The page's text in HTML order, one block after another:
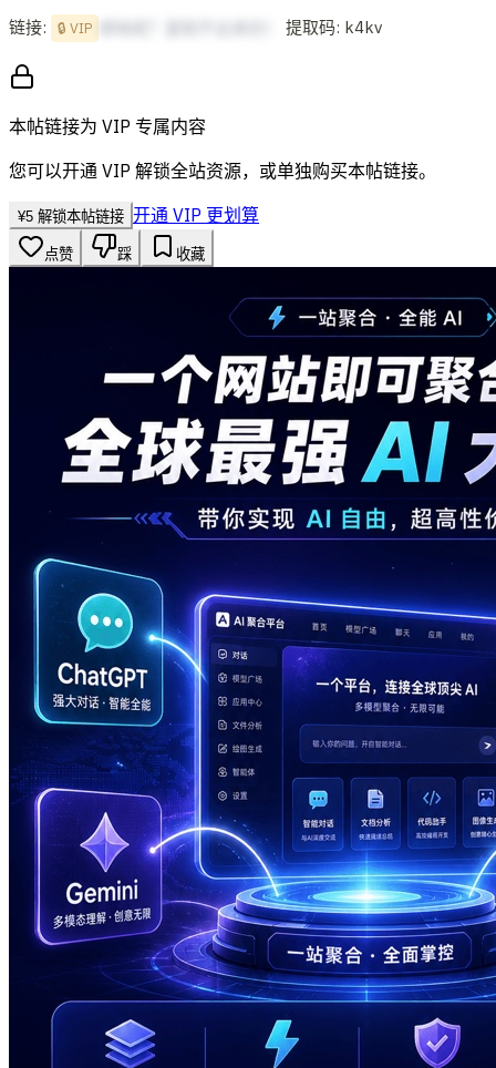
链接: 🔒 VIP 提取码: k4kv
本帖链接为 VIP 专属内容
您可以开通 VIP 解锁全站资源，或单独购买本帖链接。
¥5 解锁本帖链接 开通 VIP 更划算
点赞 踩 收藏